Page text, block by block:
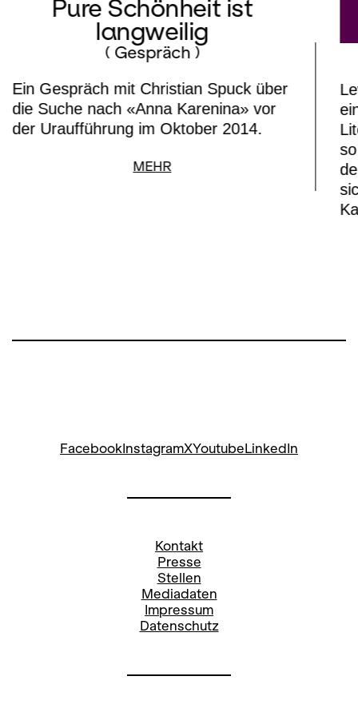
Pure Schönheit ist
langweilig
( Gespräch )
Ein Gespräch mit Christian Spuck über
die Suche nach «Anna Karenina» vor
der Uraufführung im Oktober 2014.
MEHR
FacebookInstagramXYoutubeLinkedIn
Kontakt
Presse
Stellen
Mediadaten
Impressum
Datenschutz